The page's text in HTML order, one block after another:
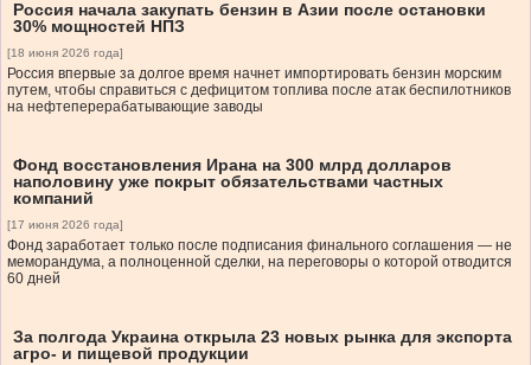
Россия начала закупать бензин в Азии после остановки
30% мощностей НПЗ
[18 июня 2026 года]
Россия впервые за долгое время начнет импортировать бензин морским
путем, чтобы справиться с дефицитом топлива после атак беспилотников
на нефтеперерабатывающие заводы
Фонд восстановления Ирана на 300 млрд долларов
наполовину уже покрыт обязательствами частных
компаний
[17 июня 2026 года]
Фонд заработает только после подписания финального соглашения — не
меморандума, а полноценной сделки, на переговоры о которой отводится
60 дней
За полгода Украина открыла 23 новых рынка для экспорта
агро- и пищевой продукции